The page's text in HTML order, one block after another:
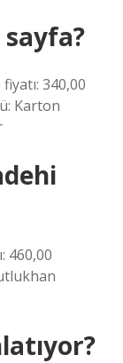
340,00
Karton
460,00